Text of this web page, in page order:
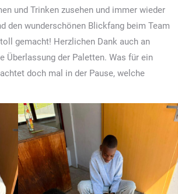
und Trinken zusehen und immer wieder
den wunderschönen Blickfang beim Team
gemacht! Herzlichen Dank auch an
Überlassung der Paletten. Was für ein
doch mal in der Pause, welche